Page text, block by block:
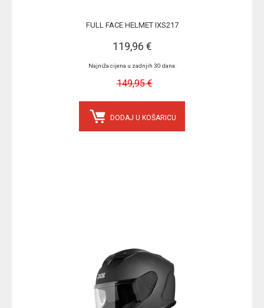
FULL FACE HELMET IXS217
119,96 €
Najniža cijena u zadnjih 30 dana:
149,95 €
DODAJ U KOŠARICU